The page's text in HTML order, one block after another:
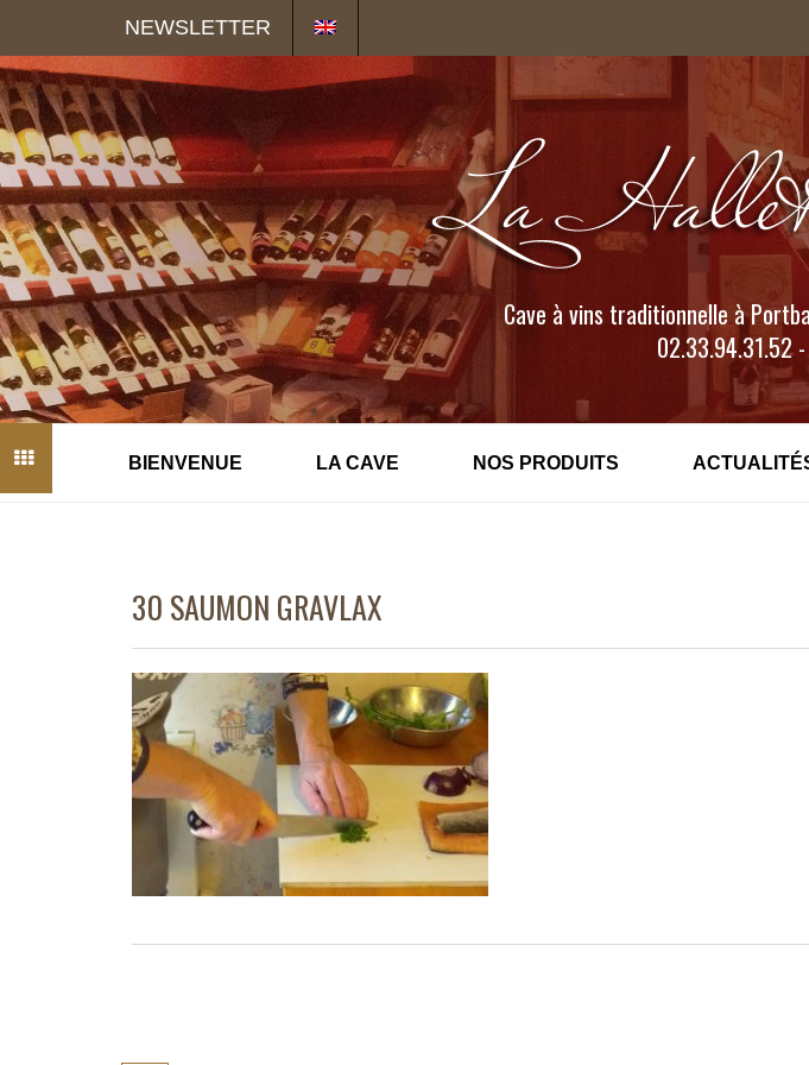
NEWSLETTER
Cave à vins traditionnelle à
02.33.94.31.52
BIENVENUE LA CAVE NOS PRODUITS
30 SAUMON GRAVLAX
Panneau de gestion des cookies